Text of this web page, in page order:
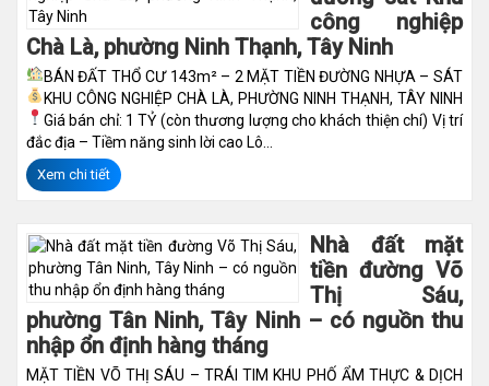
công nghiệp
Chà Là, phường Ninh Thạnh, Tây Ninh
BÁN ĐẤT THỔ CƯ 143m² – 2 MẶT TIỀN ĐƯỜNG NHỰA – SÁT
KHU CÔNG NGHIỆP CHÀ LÀ, PHƯỜNG NINH THẠNH, TÂY NINH
Giá bán chỉ: 1 TỶ (còn thương lượng cho khách thiện chí) Vị trí
đắc địa – Tiềm năng sinh lời cao Lô...
Xem chi tiết
Nhà đất mặt
tiền đường Võ
Thị Sáu,
phường Tân Ninh, Tây Ninh – có nguồn thu
nhập ổn định hàng tháng
MẶT TIỀN VÕ THỊ SÁU – TRÁI TIM KHU PHỐ ẨM THỰC & DỊCH